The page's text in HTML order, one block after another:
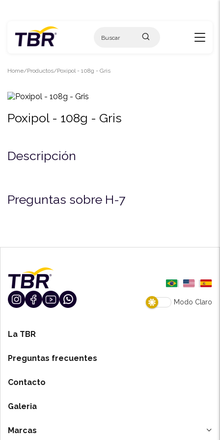
Home Productos Poxipol - 108g - Gris
Poxipol - 108g - Gris
Descripción
Preguntas sobre H-7
Modo Claro
La TBR
Preguntas frecuentes
Contacto
Galeria
Marcas